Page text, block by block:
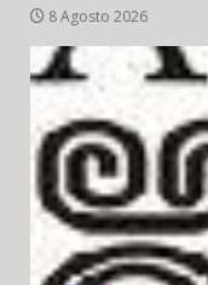
8 Agosto 2026